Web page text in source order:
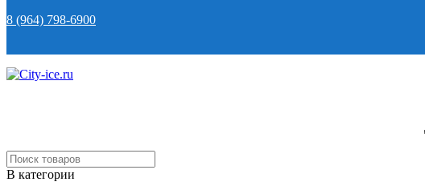
8 (964) 798-6900
В категории